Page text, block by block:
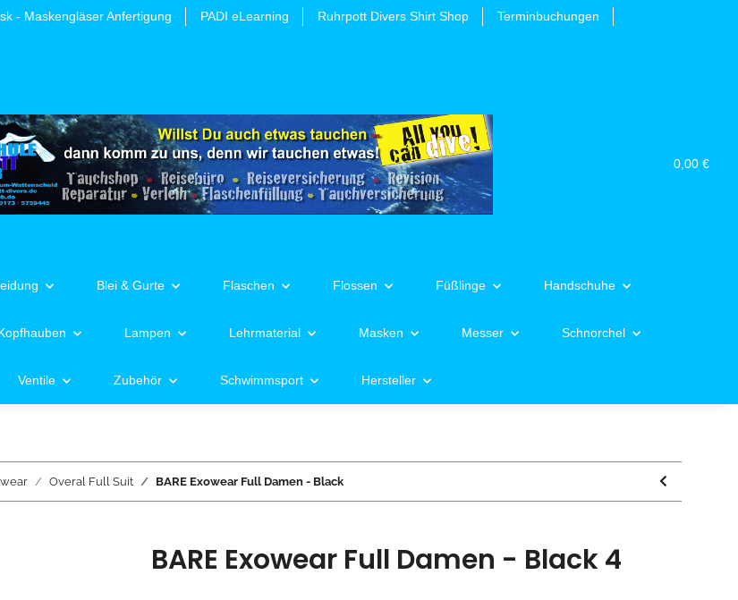
- Maskengläser Anfertigung PADI eLearning Ruhrpott Divers Shirt Shop Terminbuchungen
0,00 €
Blei & Gurte Flaschen Flossen Füßlinge Handschuhe
Lampen Lehrmaterial Masken Messer Schnorchel
Ventile Zubehör Schwimmsport Hersteller
Overal Full Suit BARE Exowear Full Damen - Black
BARE Exowear Full Damen - Black 4